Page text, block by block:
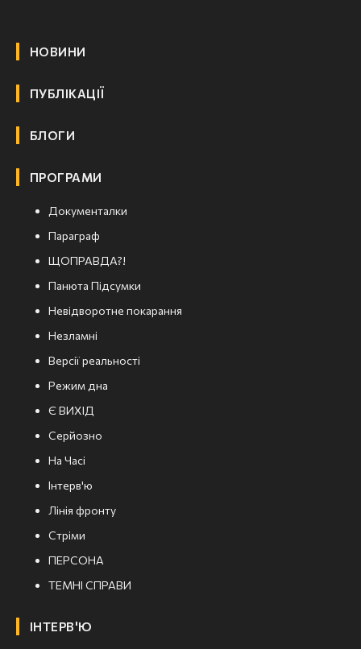
НОВИНИ
ПУБЛІКАЦІЇ
БЛОГИ
ПРОГРАМИ
Документалки
Параграф
ЩОПРАВДА?!
Панюта Підсумки
Невідворотне покарання
Незламні
Версії реальності
Режим дна
Є ВИХІД
Серйозно
На Часі
Інтерв'ю
Лінія фронту
Стріми
ПЕРСОНА
ТЕМНІ СПРАВИ
ІНТЕРВ'Ю